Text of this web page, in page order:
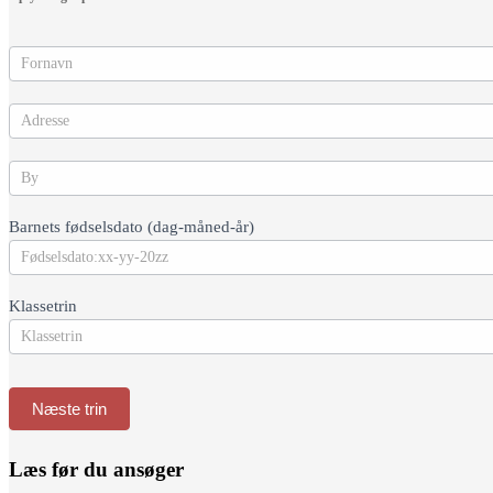
Barnets fødselsdato (dag-måned-år)
Klassetrin
Næste trin
Læs før du ansøger